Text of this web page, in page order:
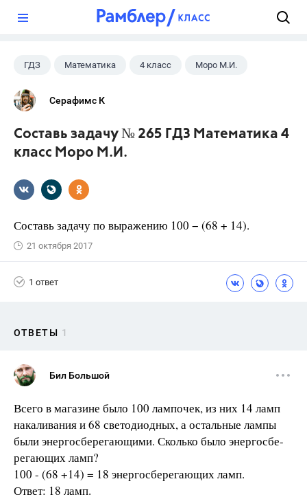
ГДЗ Математика 4 класс Моро М.И.
Серафимс К
Составь задачу № 265 ГДЗ Математика 4
класс Моро М.И.
Составь задачу по выражению 100 − (68 + 14).
21 октября 2017
1 ответ
ОТВЕТЫ 1
Бил Большой
Всего в магазине было 100 лампочек, из них 14 ламп
накаливания и 68 светодиодных, а остальные лампы
были энергосберегающими. Сколько было энергосбе-
регающих ламп?
100 - (68 +14) = 18 энергосберегающих ламп.
Ответ: 18 ламп.